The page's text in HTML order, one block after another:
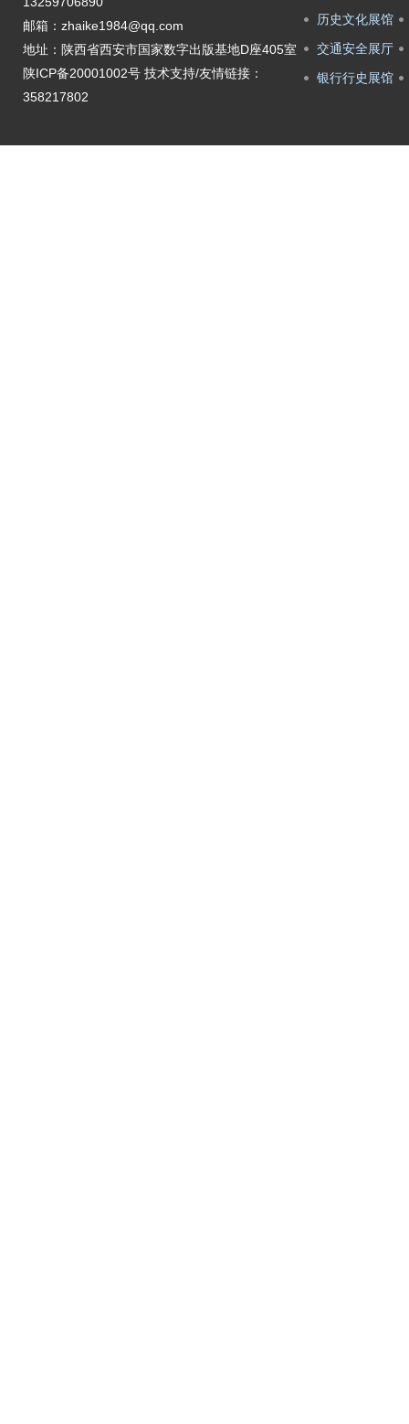
邮箱：zhaike1984@qq.com
地址：陕西省西安市国家数字出版基地D座405室
陕ICP备20001002号技术支持/友情链接：
358217802
历史文化展馆
交通安全展厅
银行行史展馆